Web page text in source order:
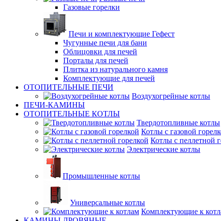
Газовые горелки
Печи и комплектующие Гефест
Чугунные печи для бани
Облицовки для печей
Порталы для печей
Плитка из натурального камня
Комплектующие для печей
ОТОПИТЕЛЬНЫЕ ПЕЧИ
Воздухогрейные котлы
ПЕЧИ-КАМИНЫ
ОТОПИТЕЛЬНЫЕ КОТЛЫ
Твердотопливные котлы
Котлы с газовой
Котлы с пеллетной
Электрические котлы
Промышленные котлы
Универсальные котлы
Комплектующие к